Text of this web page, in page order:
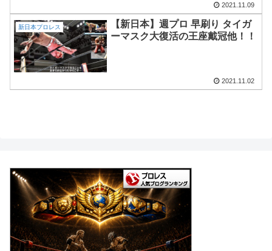
2021.11.09
新日本プロレス
【新日本】週プロ 早刷り タイガ
ーマスク大復活の王座戴冠他！！
2021.11.02